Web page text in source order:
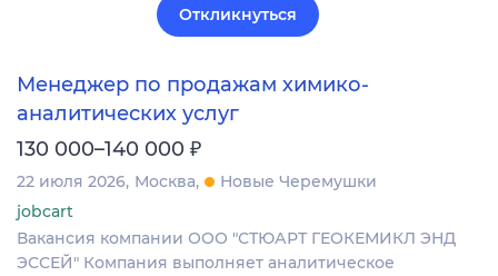
Откликнуться
Менеджер по продажам химико-
аналитических услуг
130 000–140 000 ₽
22 июля 2026 Москва
Новые Черемушки
jobcart
Вакансия компании ООО "СТЮАРТ ГЕОКЕМИКЛ ЭНД
ЭССЕЙ" Компания выполняет аналитическое